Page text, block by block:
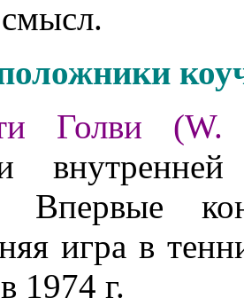
Голви (W.
Впервые
игра в
1974 г.